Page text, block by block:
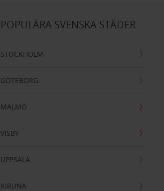
POPULÄRA SVENSKA STÄDER
STOCKHOLM
GÖTEBORG
MALMÖ
VISBY
UPPSALA
KIRUNA